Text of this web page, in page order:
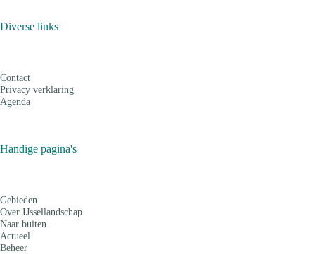
Diverse links
Contact
Privacy verklaring
Agenda
Handige pagina's
Gebieden
Over IJssellandschap
Naar buiten
Actueel
Beheer